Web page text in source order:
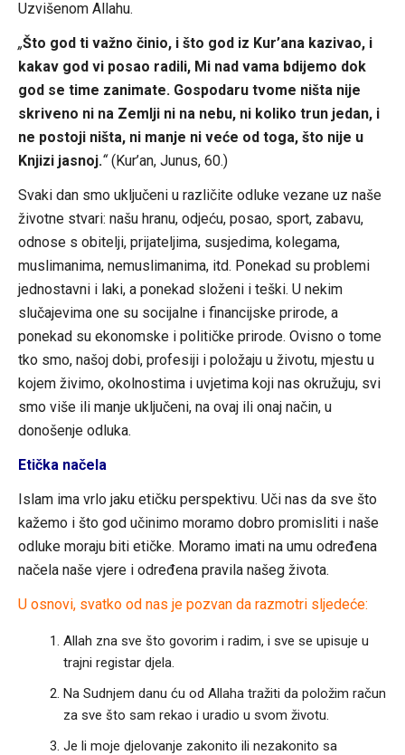
Uzvišenom Allahu.
„Što god ti važno činio, i što god iz Kur’ana kazivao, i
kakav god vi posao radili, Mi nad vama bdijemo dok
god se time zanimate. Gospodaru tvome ništa nije
skriveno ni na Zemlji ni na nebu, ni koliko trun jedan, i
ne postoji ništa, ni manje ni veće od toga, što nije u
Knjizi jasnoj.“(Kur’an, Junus, 60.)
Svaki dan smo uključeni u različite odluke vezane uz naše
životne stvari: našu hranu, odjeću, posao, sport, zabavu,
odnose s obitelji, prijateljima, susjedima, kolegama,
muslimanima, nemuslimanima, itd. Ponekad su problemi
jednostavni i laki, a ponekad složeni i teški. U nekim
slučajevima one su socijalne i financijske prirode, a
ponekad su ekonomske i političke prirode. Ovisno o tome
tko smo, našoj dobi, profesiji i položaju u životu, mjestu u
kojem živimo, okolnostima i uvjetima koji nas okružuju, svi
smo više ili manje uključeni, na ovaj ili onaj način, u
donošenje odluka.
Etička načela
Islam ima vrlo jaku etičku perspektivu. Uči nas da sve što
kažemo i što god učinimo moramo dobro promisliti i naše
odluke moraju biti etičke. Moramo imati na umu određena
načela naše vjere i određena pravila našeg života.
U osnovi, svatko od nas je pozvan da razmotri sljedeće:
Allah zna sve što govorim i radim, i sve se upisuje u
trajni registar djela.
Na Sudnjem danu ću od Allaha tražiti da položim račun
za sve što sam rekao i uradio u svom životu.
Je li moje djelovanje zakonito ili nezakonito sa